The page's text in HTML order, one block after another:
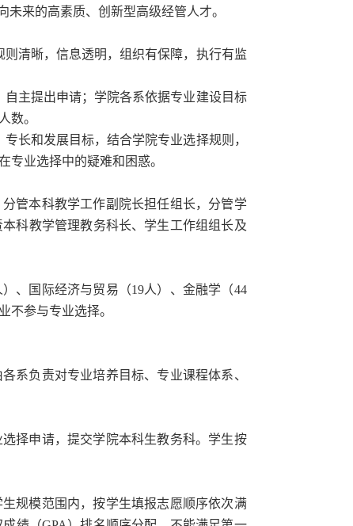
来的高素质、创新型高级经管人才。
清晰，信息透明，组织有保障，执行有监
主提出申请；学院各系依据专业建设目标
数。
长和发展目标，结合学院专业选择规则，
专业选择中的疑难和困惑。
管本科教学工作副院长担任组长，分管学
科教学管理教务科长、学生工作组组长及
）、国际经济与贸易（19人）、金融学（44
不参与专业选择。
系负责对专业培养目标、专业课程体系、
择申请，提交学院本科生教务科。学生按
规模范围内，按学生填报志愿顺序依次满